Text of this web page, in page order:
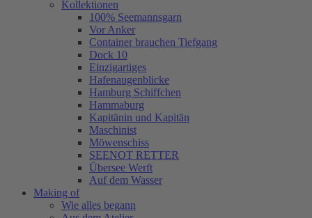
Kollektionen
100% Seemannsgarn
Vor Anker
Container brauchen Tiefgang
Dock 10
Einzigartiges
Hafenaugen­blicke
Hamburg Schiffchen
Hammaburg
Kapitänin und Kapitän
Maschinist
Möwenschiss
SEENOT RETTER
Übersee Werft
Auf dem Wasser
Making of
Wie alles begann